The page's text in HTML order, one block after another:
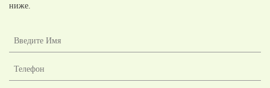
ниже.